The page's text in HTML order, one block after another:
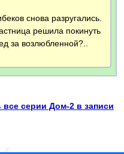
снова разругались.
решила покинуть
за возлюбленной?..
все серии Дом-2 в записи